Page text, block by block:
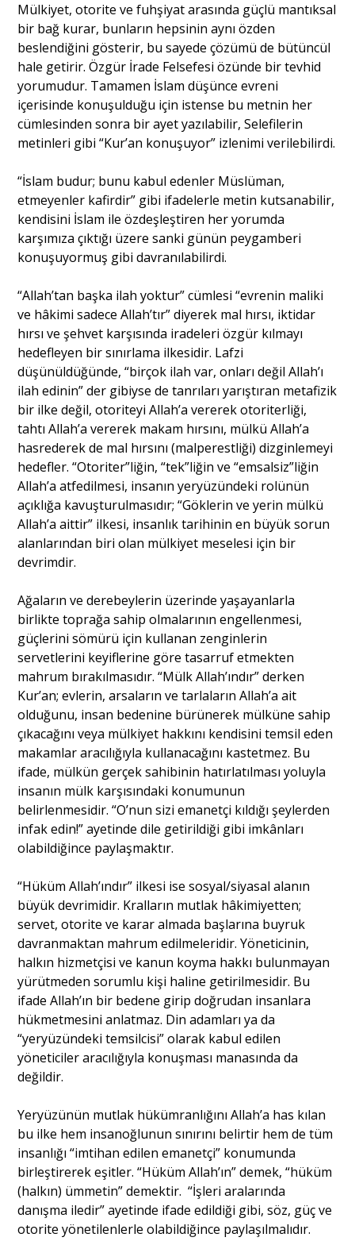
Mülkiyet, otorite ve fuhşiyat arasında güçlü mantıksal
bir bağ kurar, bunların hepsinin aynı özden
beslendiğini gösterir, bu sayede çözümü de bütüncül
hale getirir. Özgür İrade Felsefesi özünde bir tevhid
yorumudur. Tamamen İslam düşünce evreni
içerisinde konuşulduğu için istense bu metnin her
cümlesinden sonra bir ayet yazılabilir, Selefilerin
metinleri gibi “Kur’an konuşuyor” izlenimi verilebilirdi.
“İslam budur; bunu kabul edenler Müslüman,
etmeyenler kafirdir” gibi ifadelerle metin kutsanabilir,
kendisini İslam ile özdeşleştiren her yorumda
karşımıza çıktığı üzere sanki günün peygamberi
konuşuyormuş gibi davranılabilirdi.
“Allah’tan başka ilah yoktur” cümlesi “evrenin maliki
ve hâkimi sadece Allah’tır” diyerek mal hırsı, iktidar
hırsı ve şehvet karşısında iradeleri özgür kılmayı
hedefleyen bir sınırlama ilkesidir. Lafzi
düşünüldüğünde, “birçok ilah var, onları değil Allah’ı
ilah edinin” der gibiyse de tanrıları yarıştıran metafizik
bir ilke değil, otoriteyi Allah’a vererek otoriterliği,
tahtı Allah’a vererek makam hırsını, mülkü Allah’a
hasrederek de mal hırsını (malperestliği) dizginlemeyi
hedefler. “Otoriter”liğin, “tek”liğin ve “emsalsiz”liğin
Allah’a atfedilmesi, insanın yeryüzündeki rolünün
açıklığa kavuşturulmasıdır; “Göklerin ve yerin mülkü
Allah’a aittir” ilkesi, insanlık tarihinin en büyük sorun
alanlarından biri olan mülkiyet meselesi için bir
devrimdir.
Ağaların ve derebeylerin üzerinde yaşayanlarla
birlikte toprağa sahip olmalarının engellenmesi,
güçlerini sömürü için kullanan zenginlerin
servetlerini keyiflerine göre tasarruf etmekten
mahrum bırakılmasıdır. “Mülk Allah’ındır” derken
Kur’an; evlerin, arsaların ve tarlaların Allah’a ait
olduğunu, insan bedenine bürünerek mülküne sahip
çıkacağını veya mülkiyet hakkını kendisini temsil eden
makamlar aracılığıyla kullanacağını kastetmez. Bu
ifade, mülkün gerçek sahibinin hatırlatılması yoluyla
insanın mülk karşısındaki konumunun
belirlenmesidir. “O’nun sizi emanetçi kıldığı şeylerden
infak edin!” ayetinde dile getirildiği gibi imkânları
olabildiğince paylaşmaktır.
“Hüküm Allah’ındır” ilkesi ise sosyal/siyasal alanın
büyük devrimidir. Kralların mutlak hâkimiyetten;
servet, otorite ve karar almada başlarına buyruk
davranmaktan mahrum edilmeleridir. Yöneticinin,
halkın hizmetçisi ve kanun koyma hakkı bulunmayan
yürütmeden sorumlu kişi haline getirilmesidir. Bu
ifade Allah’ın bir bedene girip doğrudan insanlara
hükmetmesini anlatmaz. Din adamları ya da
“yeryüzündeki temsilcisi” olarak kabul edilen
yöneticiler aracılığıyla konuşması manasında da
değildir.
Yeryüzünün mutlak hükümranlığını Allah’a has kılan
bu ilke hem insanoğlunun sınırını belirtir hem de tüm
insanlığı “imtihan edilen emanetçi” konumunda
birleştirerek eşitler. “Hüküm Allah’ın” demek, “hüküm
(halkın) ümmetin” demektir. “İşleri aralarında
danışma iledir” ayetinde ifade edildiği gibi, söz, güç ve
otorite yönetilenlerle olabildiğince paylaşılmalıdır.